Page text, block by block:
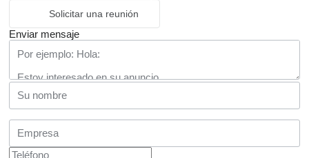
Solicitar una reunión
Enviar mensaje